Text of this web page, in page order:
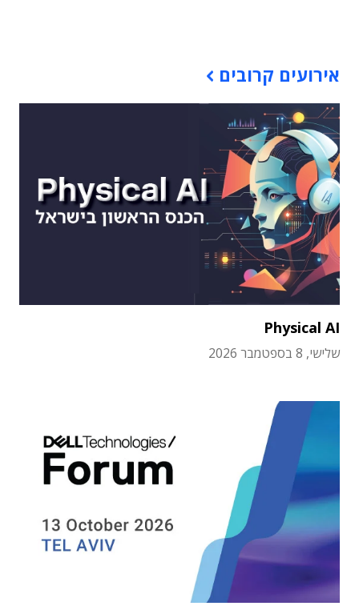
אירועים קרובים
Physical AI
שלישי, 8 בספטמבר 2026